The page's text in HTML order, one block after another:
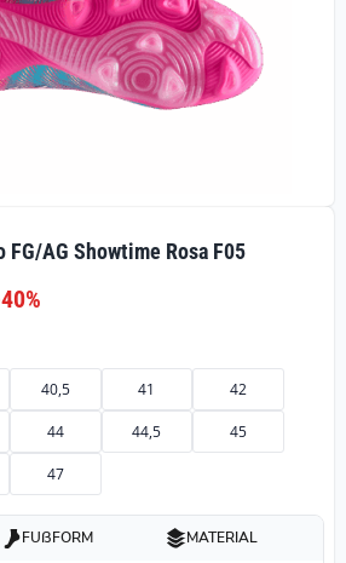
FG/AG Showtime Rosa F05
40,5 41 42
44 44,5 45
47
FUßFORM MATERIAL